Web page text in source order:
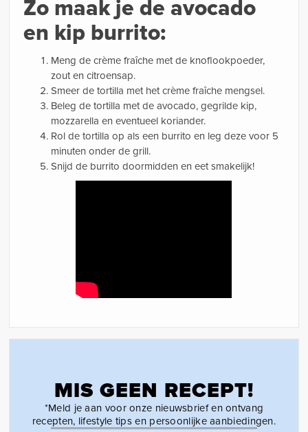
Zo maak je de avocado
en kip burrito:
Meng de crème fraîche met de knoflookpoeder,
zout en citroensap.
Smeer de tortilla met het crème fraîche mengsel.
Beleg de tortilla met de avocado, gegrilde kip,
mozzarella en eventueel koriander.
Rol de tortilla op als een burrito en leg deze voor 5
minuten onder de grill.
Snijd de burrito doormidden en eet smakelijk!
MIS GEEN RECEPT!
*Meld je aan voor onze nieuwsbrief en ontvang
recepten, lifestyle tips en persoonlijke aanbiedingen.